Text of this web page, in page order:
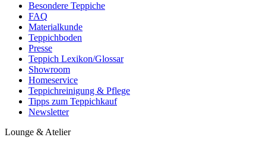
Besondere Teppiche
FAQ
Materialkunde
Teppichboden
Presse
Teppich Lexikon/Glossar
Showroom
Homeservice
Teppichreinigung & Pflege
Tipps zum Teppichkauf
Newsletter
Lounge & Atelier